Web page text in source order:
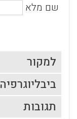
שם מלא
למקור
ביבליוגרפיה
תגובות